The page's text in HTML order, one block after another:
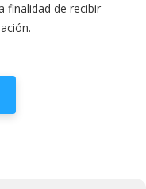
finalidad de recibir